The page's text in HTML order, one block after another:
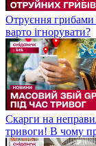
Отруєння грибами
варто ігнорувати?
Скарги на
тривоги! В чому